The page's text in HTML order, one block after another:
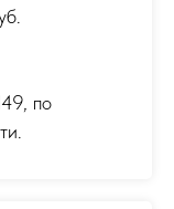
, по